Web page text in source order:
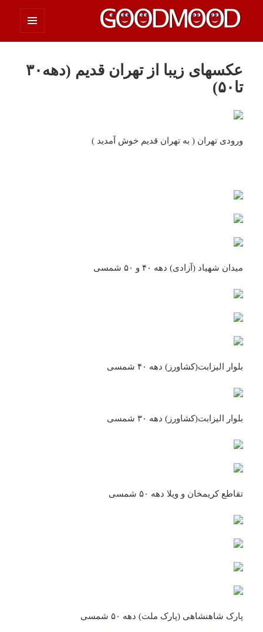
چیزای خووب مووب
عکسهای زیبا از تهران قدیم (دهه۳۰
تا۵۰)
ورودی تهران ( به تهران قدیم خوش آمدید )
میدان شهیاد (آزادی) دهه ۴۰ و ۵۰ شمسی
بلوار الیزابت(کشاورز) دهه ۴۰ شمسی
بلوار الیزابت(کشاورز) دهه ۳۰ شمسی
تقاطع کریمخان و ویلا دهه ۵۰ شمسی
پارک شاهنشاهی (پارک ملت) دهه ۵۰ شمسی